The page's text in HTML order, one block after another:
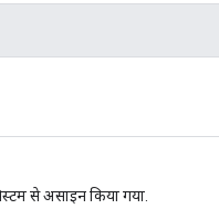
से असाइन किया गया.